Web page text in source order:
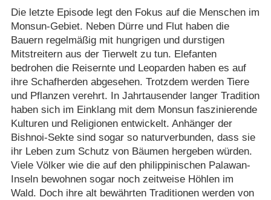
Die letzte Episode legt den Fokus auf die Menschen im
Monsun-Gebiet. Neben Dürre und Flut haben die
Bauern regelmäßig mit hungrigen und durstigen
Mitstreitern aus der Tierwelt zu tun. Elefanten
bedrohen die Reisernte und Leoparden haben es auf
ihre Schafherden abgesehen. Trotzdem werden Tiere
und Pflanzen verehrt. In Jahrtausender langer Tradition
haben sich im Einklang mit dem Monsun faszinierende
Kulturen und Religionen entwickelt. Anhänger der
Bishnoi-Sekte sind sogar so naturverbunden, dass sie
ihr Leben zum Schutz von Bäumen hergeben würden.
Viele Völker wie die auf den philippinischen Palawan-
Inseln bewohnen sogar noch zeitweise Höhlen im
Wald. Doch ihre alt bewährten Traditionen werden von